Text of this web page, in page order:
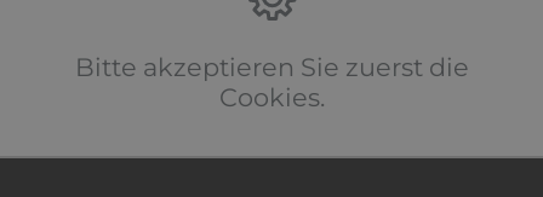
Bitte akzeptieren Sie zuerst die
Cookies.